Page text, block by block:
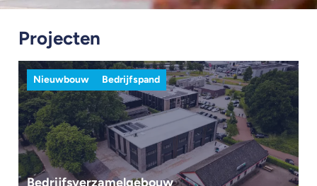
Projecten
Nieuwbouw Bedrijfspand
Bedrijfsverzamelgebouw